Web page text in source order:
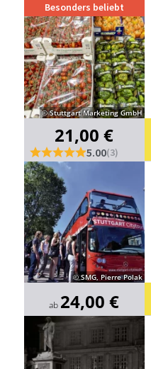
© Stuttgart Marketing GmbH
Besonders beliebt
21,00 €
5.00(3)
© SMG, Pierre Polak
ab 24,00 €